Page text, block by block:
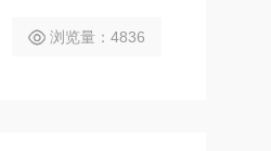
浏览量：4836